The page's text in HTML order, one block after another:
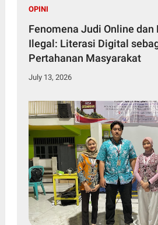
OPINI
Fenomena Judi Online dan
Ilegal: Literasi Digital
Pertahanan Masyarakat
July 13, 2026